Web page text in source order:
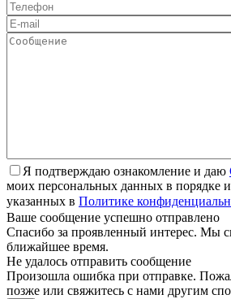
Я подтверждаю ознакомление и даю
моих персональных данных в порядке
указанных в Политике
Ваше сообщение успешно отправлено
Спасибо за проявленный интерес. Мы
ближайшее время.
Не удалось отправить сообщение
Произошла ошибка при отправке.
позже или свяжитесь с нами другим